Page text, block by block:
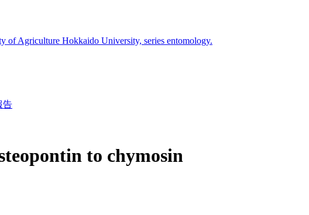
of Agriculture Hokkaido University, series entomology.
告
to chymosin